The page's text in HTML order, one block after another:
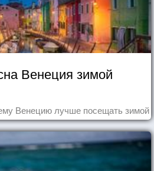
Венеция зимой
Венецию лучше посещать зимой